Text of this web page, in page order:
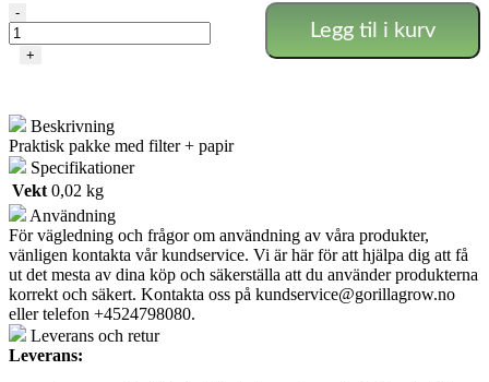
Element
Kingsize
+
Papir
antall
-
+
Legg til i kurv
Beskrivning
Praktisk pakke med filter + papir
Specifikationer
Vekt 0,02 kg
Användning
För vägledning och frågor om användning av våra produkter,
vänligen kontakta vår kundservice. Vi är här för att hjälpa dig att få
ut det mesta av dina köp och säkerställa att du använder produkterna
korrekt och säkert. Kontakta oss på kundservice@gorillagrow.no
eller telefon +4524798080.
Leverans och retur
Leverans: